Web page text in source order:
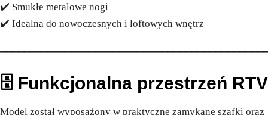
✔️ Smukłe metalowe nogi
✔️ Idealna do nowoczesnych i loftowych wnętrz
🗄️ Funkcjonalna przestrzeń RTV
Model został wyposażony w praktyczne zamykane szafki oraz